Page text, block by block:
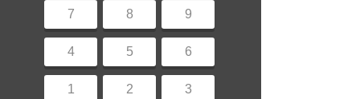
7 8 9
4 5 6
1 2 3